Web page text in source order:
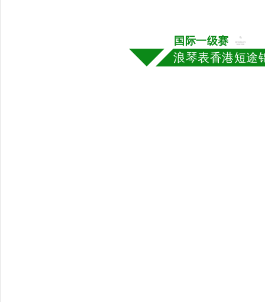
国际一级赛
浪琴表香港短途